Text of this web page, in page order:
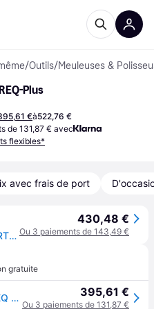
/Outils/Meuleuses &
Plus
€à522,76 €
de 131,87 € avec
flexibles*
avec frais de port
Festool Ponceuse vibrante RTS 400 REQ - 201224
430,48 €
Ou 3 paiements de 143,49 €
gratuite
Ponceuse vibrante RTS 400 REQ - 250 W - 201224 395,61 €
Ou 3 paiements de 131,87 €